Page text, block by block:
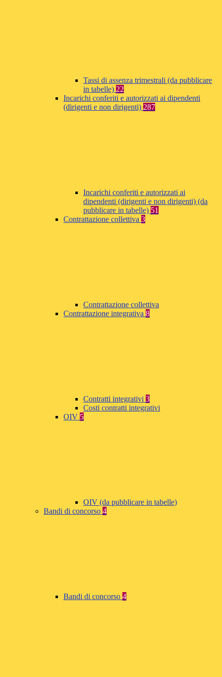
Tassi di assenza trimestrali (da pubblicare
in tabelle) 22
Incarichi conferiti e autorizzati ai dipendenti
(dirigenti e non dirigenti) 287
Incarichi conferiti e autorizzati ai
dipendenti (dirigenti e non dirigenti) (da
pubblicare in tabelle) 51
Contrattazione collettiva 3
Contrattazione collettiva
Contrattazione integrativa 8
Contratti integrativi 3
Costi contratti integrativi
OIV 5
OIV (da pubblicare in tabelle)
Bandi di concorso 4
Bandi di concorso 4